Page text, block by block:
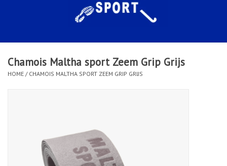
KLEDING
CLUBSHOPS
Chamois Maltha sport Zeem Grip Grijs
HOME / CHAMOIS MALTHA SPORT ZEEM GRIP GRIJS